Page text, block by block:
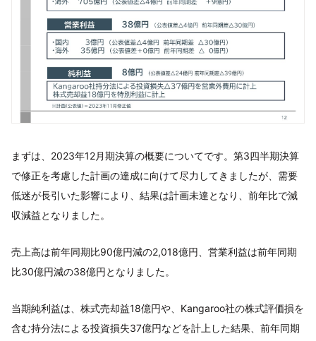
まずは、2023年12月期決算の概要についてです。第3四半期決算
で修正を考慮した計画の達成に向けて尽力してきましたが、需要
低迷が長引いた影響により、結果は計画未達となり、前年比で減
収減益となりました。
売上高は前年同期比90億円減の2,018億円、営業利益は前年同期
比30億円減の38億円となりました。
当期純利益は、株式売却益18億円や、Kangaroo社の株式評価損を
含む持分法による投資損失37億円などを計上した結果、前年同期